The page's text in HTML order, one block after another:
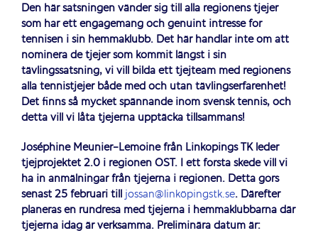
Den här satsningen vänder sig till alla regionens tjejer
som har ett engagemang och genuint intresse för
tennisen i sin hemmaklubb. Det här handlar inte om att
nominera de tjejer som kommit längst i sin
tävlingssatsning, vi vill bilda ett tjejteam med regionens
alla tennistjejer både med och utan tävlingserfarenhet!
Det finns så mycket spännande inom svensk tennis, och
detta vill vi låta tjejerna upptäcka tillsammans!
Joséphine Meunier-Lemoine från Linköpings TK leder
tjejprojektet 2.0 i regionen ÖST. I ett första skede vill vi
ha in anmälningar från tjejerna i regionen. Detta görs
senast 25 februari tilljossan@linköpingstk.se. Därefter
planeras en rundresa med tjejerna i hemmaklubbarna där
tjejerna idag är verksamma. Preliminära datum är: